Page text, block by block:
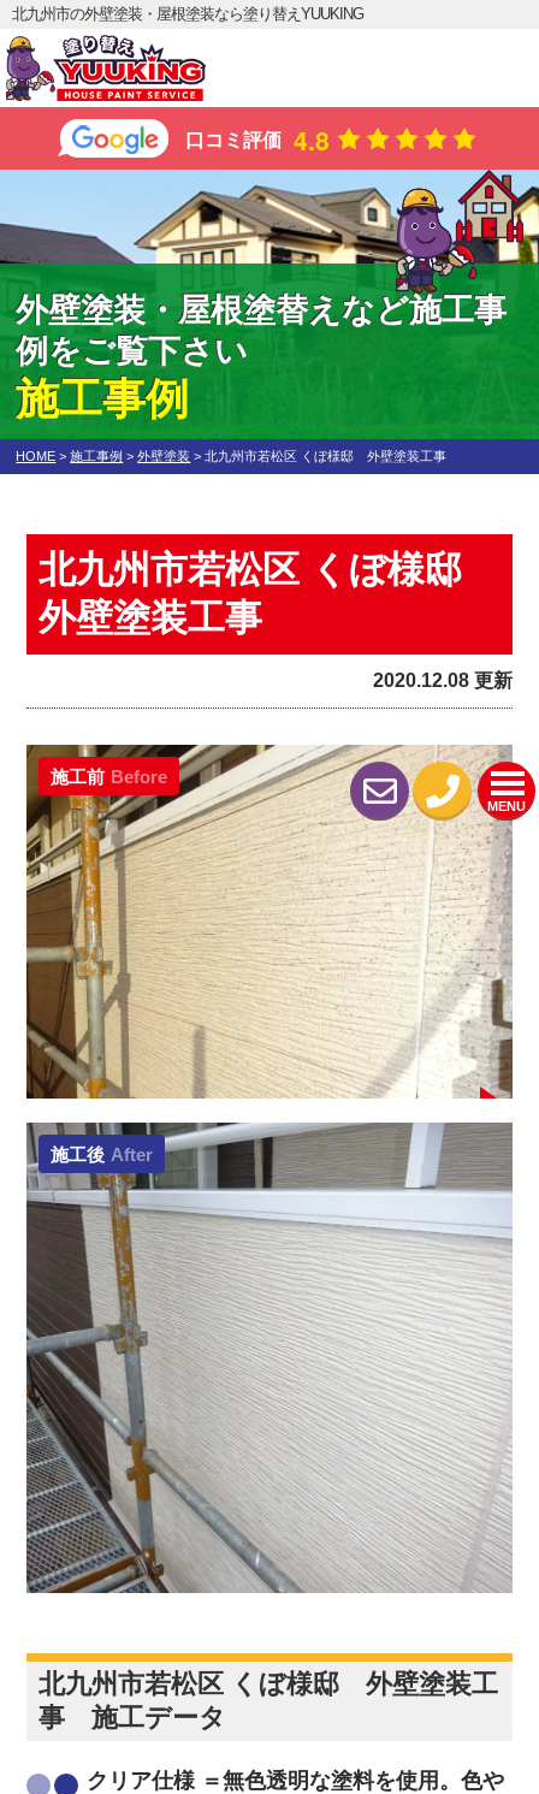
北九州市の外壁塗装・屋根塗装なら塗り替えYUUKING
MENU
口コミ評価 4.8
外壁塗装・屋根塗替えなど施工事
例をご覧下さい
施工事例
HOME >施工事例 >外壁塗装 >北九州市若松区 くぼ様邸 外壁塗装工事
北九州市若松区 くぼ様邸
外壁塗装工事
2020.12.08 更新
施工前 Before
施工後 After
北九州市若松区 くぼ様邸 外壁塗装工
事 施工データ
クリア仕様 ＝無色透明な塗料を使用。色や